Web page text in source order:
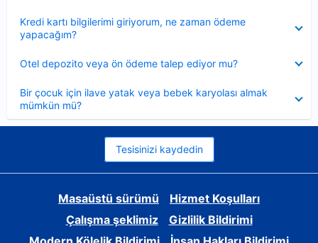
Kredi kartı bilgilerimi giriyorum, ne zaman ödeme
yapacağım?
Otel depozito veya ön ödeme talep ediyor mu?
Bir çocuk için ilave yatak veya bebek karyolası almak
mümkün mü?
Tesisinizi kaydedin
Masaüstü sürümü
Hizmet Koşulları
Çalışma şeklimiz
Gizlilik Bildirimi